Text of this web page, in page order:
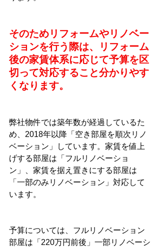
そのためリフォームやリノベー
ションを行う際は、リフォーム
後の家賃体系に応じて予算を区
切って対応すること分かりやす
くなります。
弊社物件では築年数が経過しているた
め、2018年以降「空き部屋を順次リノ
ベーション」しています。家賃を値上
げする部屋は「フルリノベーショ
ン」、家賃を据え置きにする部屋は
「一部のみリノベーション」対応して
います。
予算については、フルリノベーション
部屋は「220万円前後」一部リノベーシ